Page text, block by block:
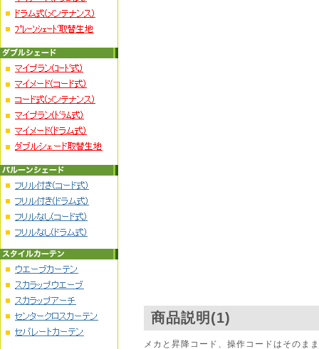
商品説明(1)
メカと昇降コード、操作コードはそのま